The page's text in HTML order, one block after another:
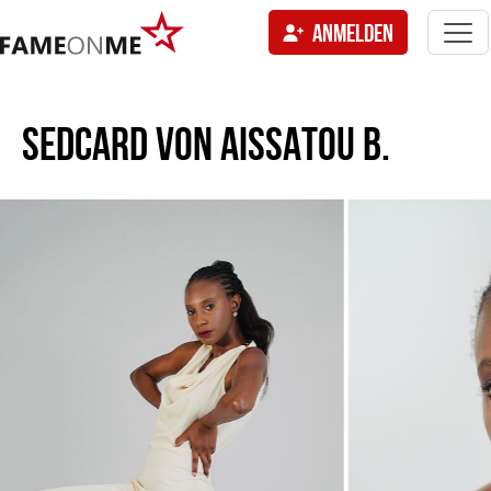
ANMELDEN
SEDCARD VONAISSATOU B.